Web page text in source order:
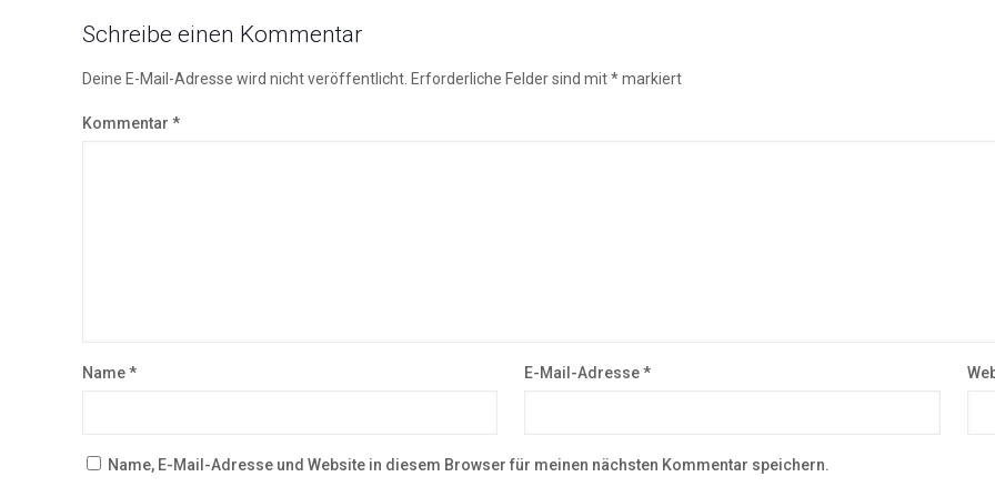
Schreibe einen Kommentar
Deine E-Mail-Adresse wird nicht veröffentlicht. Erforderliche Felder sind mit*markiert
Kommentar *
Name* E-Mail-Adresse*
Name, E-Mail-Adresse und Website in diesem Browser für meinen nächsten Kommentar speichern.